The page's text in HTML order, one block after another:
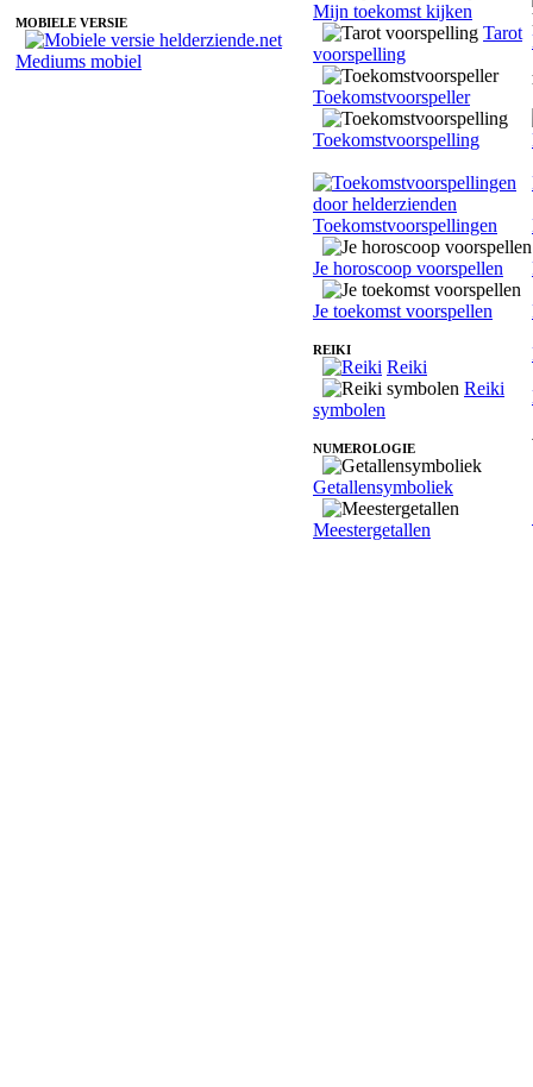
MOBIELE VERSIE
Mediums mobiel
Mijn toekomst kijken
Tarot
voorspelling
Toekomstvoorspeller
Toekomstvoorspelling
Toekomstvoorspellingen
Je horoscoop voorspellen
Je toekomst voorspellen
REIKI
Reiki
Reiki
symbolen
NUMEROLOGIE
Getallensymboliek
Meestergetallen